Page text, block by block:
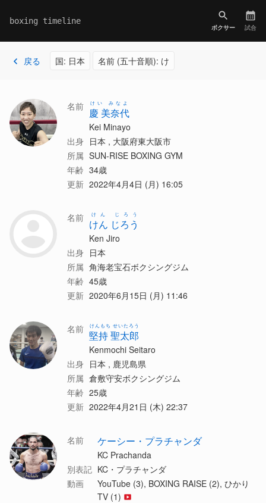
boxing timeline
ボクサー 試合
戻る 国: 日本 名前 (五十音順): け
名前 慶 美奈代
けい みなよ
Kei Minayo
出身 日本 , 大阪府東大阪市
所属 SUN-RISE BOXING GYM
年齢 34歳
更新 2022年4月4日 (月) 16:05
名前 けん じろう
けん じろう
Ken Jiro
出身 日本
所属 角海老宝石ボクシングジム
年齢 45歳
更新 2020年6月15日 (月) 11:46
名前 堅持 聖太郎
けんもち せいたろう
Kenmochi Seitaro
出身 日本 , 鹿児島県
所属 倉敷守安ボクシングジム
年齢 25歳
更新 2022年4月21日 (木) 22:37
名前 ケーシー・プラチャンダ
KC Prachanda
別表記 KC・プラチャンダ
動画
YouTube (3), BOXING RAISE (2), ひかり
TV (1)